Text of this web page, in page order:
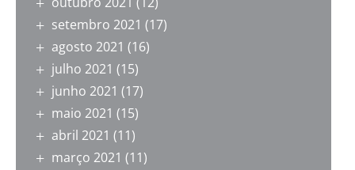
setembro 2021 (17)
agosto 2021 (16)
julho 2021 (15)
junho 2021 (17)
maio 2021 (15)
abril 2021 (11)
março 2021 (11)